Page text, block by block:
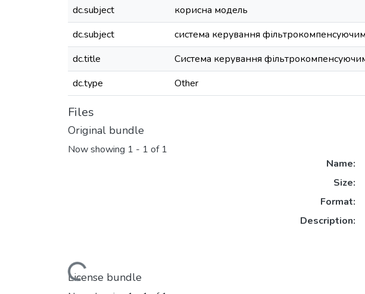
dc.subject
корисна модель
dc.subject
система керування
dc.title
Система керування
dc.type
Other
Files
Original bundle
Now showing 1 - 1 of 1
Loading...
Name:
Size:
Format:
Description:
License bundle